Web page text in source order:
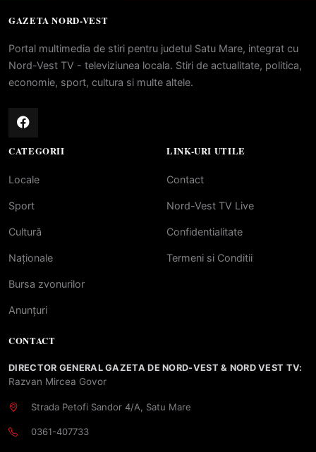
GAZETA NORD-VEST
Portal multimedia de stiri pentru judetul Satu Mare, integrat cu
Nord-Vest TV - televiziunea locala. Stiri de actualitate, politica,
economie, sport, cultura si multe altele.
CATEGORII
Locale
Sport
Cultură
Naționale
Bursa zvonurilor
Anunțuri
LINK-URI UTILE
Contact
Nord-Vest TV Live
Confidentialitate
Termeni si Conditii
CONTACT
DIRECTOR GENERAL GAZETA DE NORD-VEST & NORD VEST TV:
Razvan Mircea Govor
Strada Petofi Sandor 4/A, Satu Mare
0361-407733